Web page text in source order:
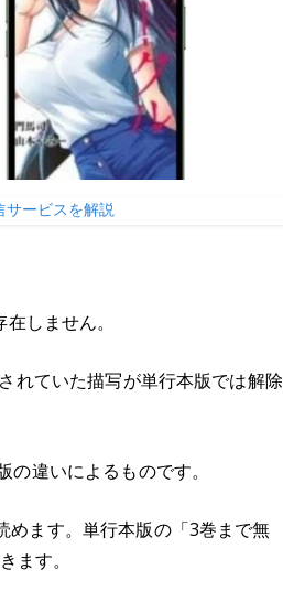
ービスを解説
しません。
れていた描写が単行本版では解除
違いによるものです。
めます。単行本版の「3巻まで無
ます。